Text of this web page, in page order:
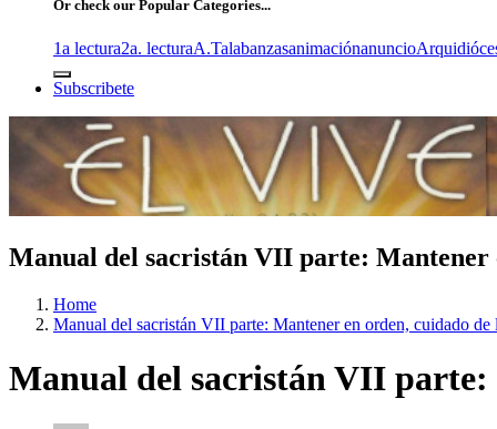
Or check our Popular Categories...
1a lectura2a. lecturaA.Talabanzasanimaciónanuncio
Subscribete
Manual del sacristán VII parte: Mantener
Home
Manual del sacristán VII parte: Mantener en orden, cuidado de
Manual del sacristán VII parte: